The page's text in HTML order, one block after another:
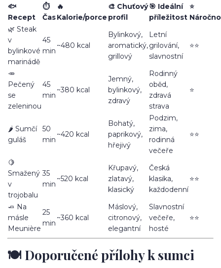
🐟
Recept
⏱️
Čas
🔥
Kalorie/porce
🎨 Chuťový
profil
🎯 Ideální
příležitost
⭐
🌿 Steak
v
bylinkové
marinádě
45
min
~480 kcal
Bylinkový,
aromatický,
grillový
Letní
grilování,
slavnostní
⭐⭐
🥕
Pečený
se
zeleninou
45
min
~380 kcal
Jemný,
bylinkový,
zdravý
Rodinný
oběd,
zdravá
strava
⭐
🌶️ Sumčí
guláš
50
min
~420 kcal
Bohatý,
paprikový,
hřejivý
Podzim,
zima,
rodinná
večeře
⭐⭐
🍋
Smažený
v
trojobalu
35
min
~520 kcal
Křupavý,
zlatavý,
klasický
Česká
klasika,
každodenní
⭐⭐
🧈 Na
másle
Meunière
25
min
~360 kcal
Máslový,
citronový,
elegantní
Slavnostní
večeře,
hosté
⭐⭐
🍽️ Doporučené přílohy k sumci